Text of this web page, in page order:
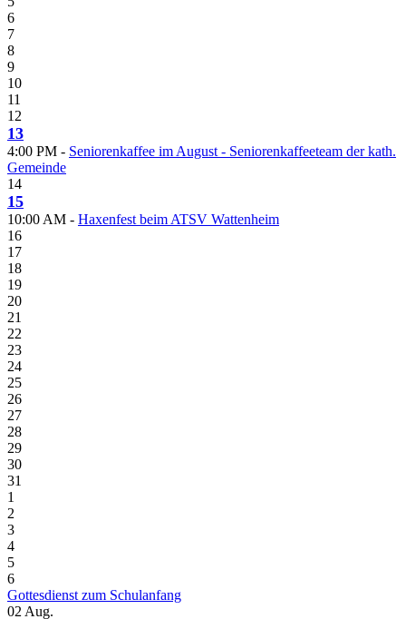
6
7
8
9
10
11
12
13
4:00 PM - Seniorenkaffee im August - Seniorenkaffeeteam der kath.
Gemeinde
14
15
10:00 AM - Haxenfest beim ATSV Wattenheim
16
17
18
19
20
21
22
23
24
25
26
27
28
29
30
31
1
2
3
4
5
6
Gottesdienst zum Schulanfang
02 Aug.